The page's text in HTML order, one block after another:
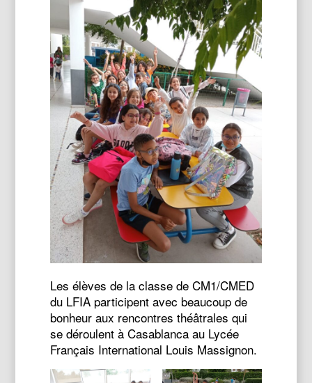
Les élèves de la classe de CM1/CMED
du LFIA participent avec beaucoup de
bonheur aux rencontres théâtrales qui
se déroulent à Casablanca au Lycée
Français International Louis Massignon.